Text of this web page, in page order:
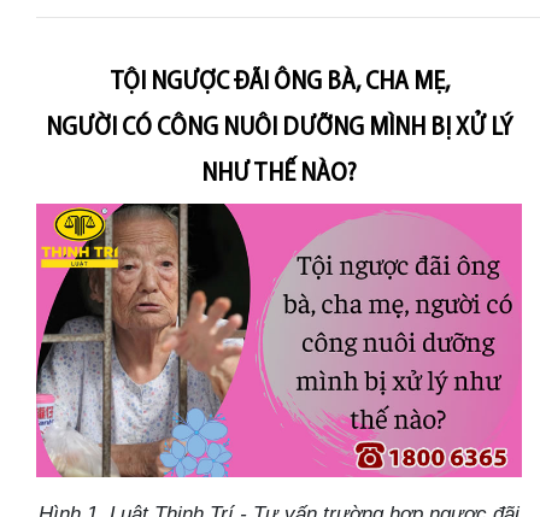
TỘI NGƯỢC ĐÃI ÔNG BÀ, CHA MẸ,
NGƯỜI CÓ CÔNG NUÔI DƯỠNG MÌNH BỊ XỬ LÝ
NHƯ THẾ NÀO?